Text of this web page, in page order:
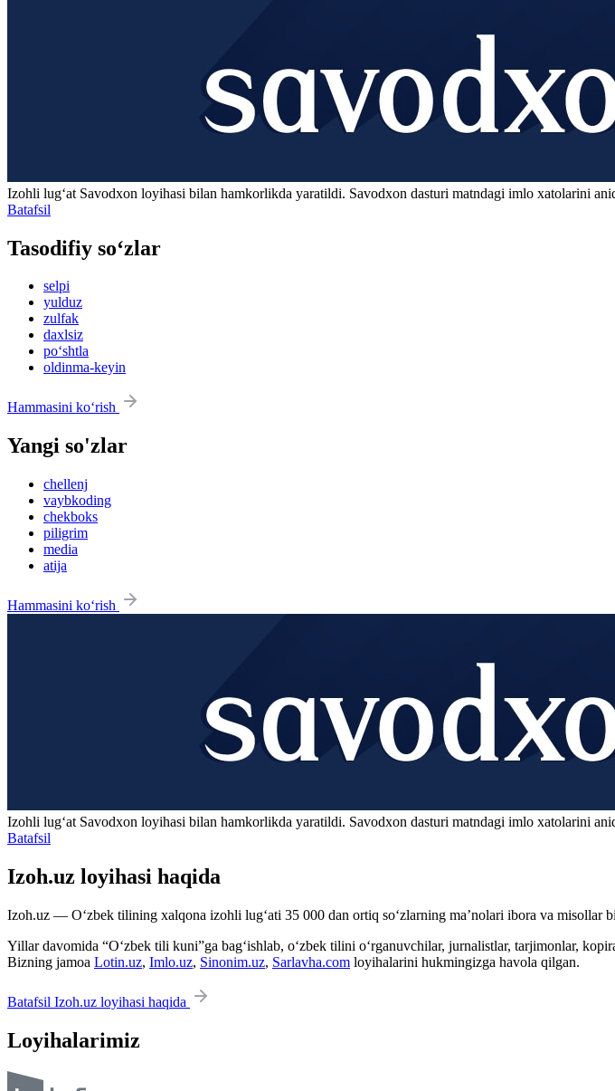
Izohli lugʻat Savodxon loyihasi bilan hamkorlikda yaratildi. Savodxon dasturi matndagi imlo xatolarini
Batafsil
Tasodifiy so‘zlar
selpi
yulduz
zulfak
daxlsiz
po‘shtla
oldinma-keyin
Hammasini ko‘rish
Yangi so'zlar
chellenj
vaybkoding
chekboks
piligrim
media
atija
Hammasini ko‘rish
Izohli lugʻat Savodxon loyihasi bilan hamkorlikda yaratildi. Savodxon dasturi matndagi imlo xatolarini
Batafsil
Izoh.uz loyihasi haqida
Izoh.uz — O‘zbek tilining xalqona izohli lug‘ati 35 000 dan ortiq so‘zlarning ma’nolari ibora va misollar
Yillar davomida “O‘zbek tili kuni”ga bag‘ishlab, o‘zbek tilini o‘rganuvchilar, jurnalistlar, tarjimonlar,
Bizning jamoa Lotin.uz, Imlo.uz, Sinonim.uz, Sarlavha.com loyihalarini hukmingizga havola qilgan.
Batafsil Izoh.uz loyihasi haqida
Loyihalarimiz